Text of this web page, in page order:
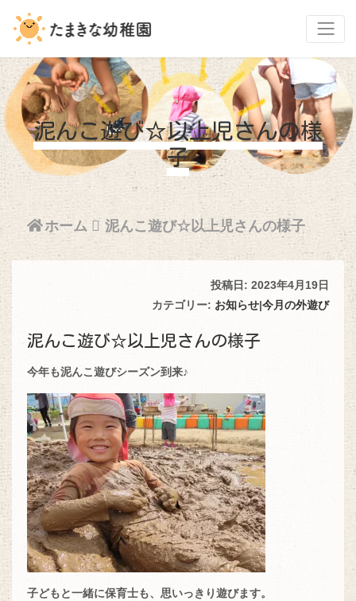
泥んこ遊び☆以上児さんの様
子
ホーム 泥んこ遊び☆以上児さんの様子
投稿日: 2023年4月19日
カテゴリー: お知らせ|今月の外遊び
泥んこ遊び☆以上児さんの様子
今年も泥んこ遊びシーズン到来♪
子どもと一緒に保育士も、思いっきり遊びます。